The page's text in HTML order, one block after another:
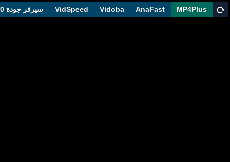
MP4Plus
AnaFast
Vidoba
VidSpeed سيرفر جودة 1080